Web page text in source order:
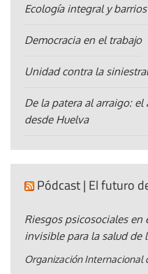
Ecología integral y
Democracia en el trabajo
Unidad contra la
De la patera al arraigo:
desde Huelva
Pódcast | El futuro
Riesgos psicosociales en
invisible para la salud de
Organización Internacional